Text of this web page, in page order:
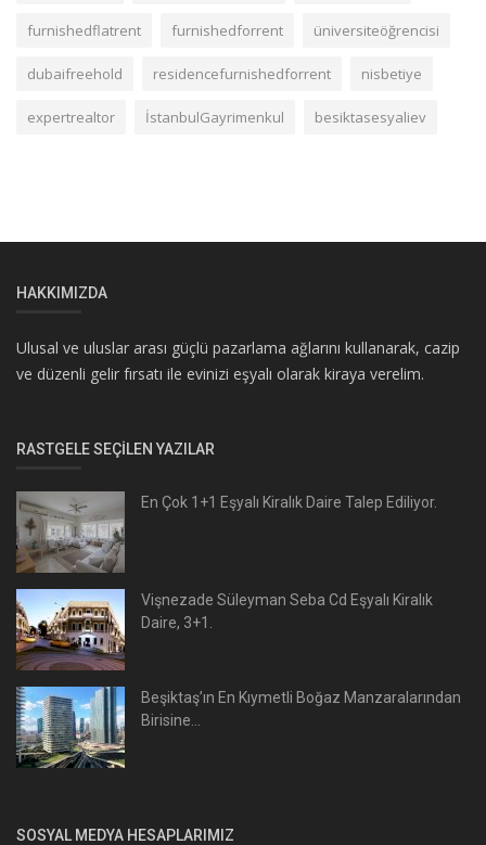
furnishedflatrent furnishedforrent üniversiteöğrencisi
dubaifreehold residencefurnishedforrent nisbetiye
expertrealtor İstanbulGayrimenkul besiktasesyaliev
HAKKIMIZDA
Ulusal ve uluslar arası güçlü pazarlama ağlarını kullanarak, cazip
ve düzenli gelir fırsatı ile evinizi eşyalı olarak kiraya verelim.
RASTGELE SEÇILEN YAZILAR
En Çok 1+1 Eşyalı Kiralık Daire Talep Ediliyor.
Vişnezade Süleyman Seba Cd Eşyalı Kiralık
Daire, 3+1.
Beşiktaş’ın En Kıymetli Boğaz Manzaralarından
Birisine...
SOSYAL MEDYA HESAPLARIMIZ